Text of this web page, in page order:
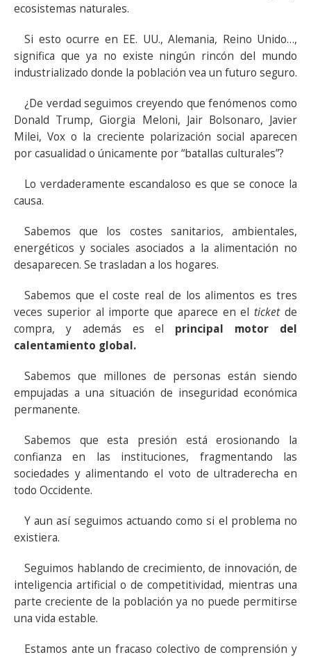
ecosistemas naturales.
Si esto ocurre en EE. UU., Alemania, Reino Unido…,
significa que ya no existe ningún rincón del mundo
industrializado donde la población vea un futuro seguro.
¿De verdad seguimos creyendo que fenómenos como
Donald Trump, Giorgia Meloni, Jair Bolsonaro, Javier
Milei, Vox o la creciente polarización social aparecen
por casualidad o únicamente por “batallas culturales”?
Lo verdaderamente escandaloso es que se conoce la
causa.
Sabemos que los costes sanitarios, ambientales,
energéticos y sociales asociados a la alimentación no
desaparecen. Se trasladan a los hogares.
Sabemos que el coste real de los alimentos es tres
veces superior al importe que aparece en elticketde
compra, y además es el principal motor del
calentamiento global.
Sabemos que millones de personas están siendo
empujadas a una situación de inseguridad económica
permanente.
Sabemos que esta presión está erosionando la
confianza en las instituciones, fragmentando las
sociedades y alimentando el voto de ultraderecha en
todo Occidente.
Y aun así seguimos actuando como si el problema no
existiera.
Seguimos hablando de crecimiento, de innovación, de
inteligencia artificial o de competitividad, mientras una
parte creciente de la población ya no puede permitirse
una vida estable.
Estamos ante un fracaso colectivo de comprensión y